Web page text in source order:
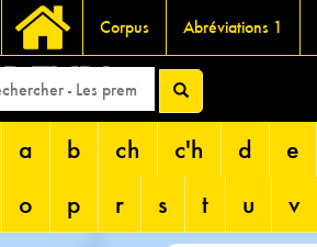
Corpus Abréviations 1
DEVRI
a b ch c'h d
e
o
p r s t u v